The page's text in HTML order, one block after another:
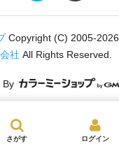
Copyright (C) 2005-2026
会社 All Rights Reserved.
By
さがす ログイン